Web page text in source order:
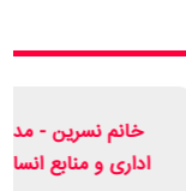
خانم نسرین - مدیر
اداری و منابع انسانی